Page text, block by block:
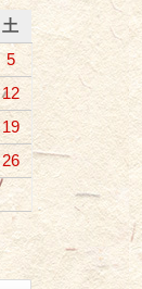
土
5
12
19
26